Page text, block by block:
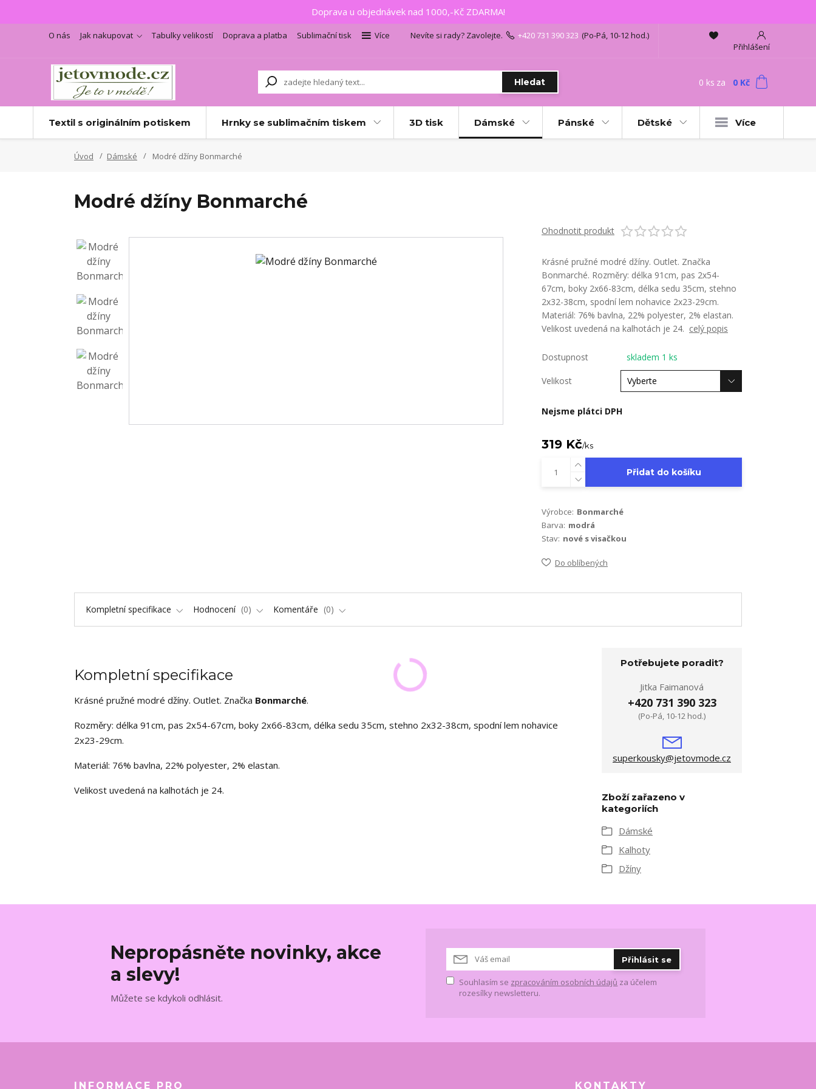
Doprava u objednávek nad 1000,-Kč ZDARMA!
O nás Jak nakupovat Tabulky velikostí Doprava a platba Sublimační tisk
Více
Přihlášení
Hledat
Nevíte si rady? Zavolejte. +420 731 390 323 (Po-Pá, 10-12 hod.)
0 ks za 0 Kč
Textil s originálním potiskem Hrnky se sublimačním tiskem 3D tisk Dámské Pánské Dětské Více
Úvod Dámské Modré džíny Bonmarché
Modré džíny Bonmarché
Ohodnotit produkt
Krásné pružné modré džíny. Outlet. Značka
Bonmarché. Rozměry: délka 91cm, pas 2x54-
67cm, boky 2x66-83cm, délka sedu 35cm, stehno
2x32-38cm, spodní lem nohavice 2x23-29cm.
Materiál: 76% bavlna, 22% polyester, 2% elastan.
Velikost uvedená na kalhotách je 24. celý popis
Dostupnost skladem 1 ks
Velikost
Nejsme plátci DPH
319 Kč/ks
Přidat do košíku
Výrobce: Bonmarché
Barva: modrá
Stav: nové s visačkou
Do oblíbených
Kompletní specifikace Hodnocení 0 Komentáře 0
Kompletní specifikace
Krásné pružné modré džíny. Outlet. Značka Bonmarché.
Rozměry: délka 91cm, pas 2x54-67cm, boky 2x66-83cm, délka sedu 35cm, stehno 2x32-38cm, spodní lem nohavice
2x23-29cm.
Materiál: 76% bavlna, 22% polyester, 2% elastan.
Velikost uvedená na kalhotách je 24.
Potřebujete poradit?
Jitka Faimanová
+420 731 390 323
(Po-Pá, 10-12 hod.)
superkousky@jetovmode.cz
Zboží zařazeno v
kategoriích
Dámské
Kalhoty
Džíny
Nepropásněte novinky, akce
a slevy!
Můžete se kdykoli odhlásit.
Přihlásit se
Souhlasím se zpracováním osobních údajů za účelem
rozesílky newsletteru.
INFORMACE PRO KONTAKTY